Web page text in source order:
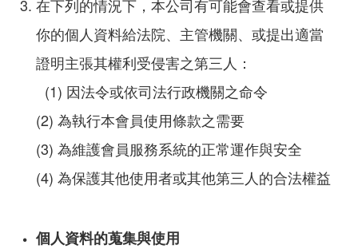
在下列的情況下，本公司有可能會查看或提供
你的個人資料給法院、主管機關、或提出適當
證明主張其權利受侵害之第三人：
(1) 因法令或依司法行政機關之命令
(2) 為執行本會員使用條款之需要
(3) 為維護會員服務系統的正常運作與安全
(4) 為保護其他使用者或其他第三人的合法權益
個人資料的蒐集與使用